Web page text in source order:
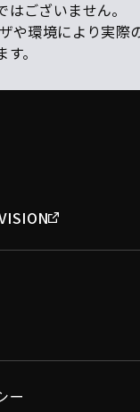
ございません。
や環境により実際
。
ー